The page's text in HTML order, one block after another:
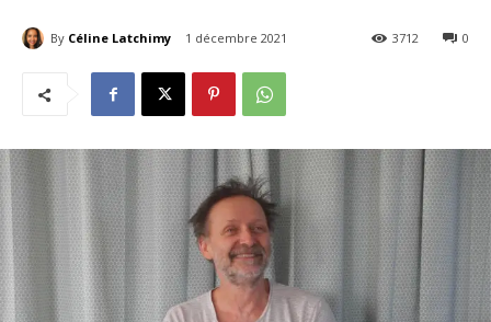
By Céline Latchimy 1 décembre 2021 0
3712